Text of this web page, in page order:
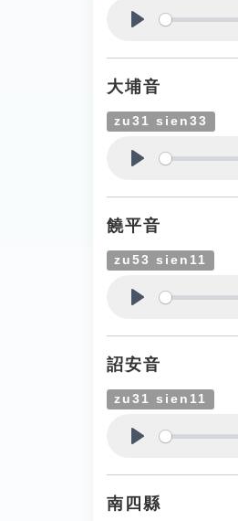
大埔音
zu31 sien33
饒平音
zu53 sien11
詔安音
zu31 sien11
南四縣